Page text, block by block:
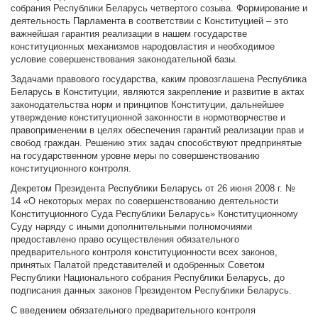
собрания Республики Беларусь четвертого созыва. Формирование и
деятельность Парламента в соответствии с Конституцией – это
важнейшая гарантия реализации в нашем государстве
конституционных механизмов народовластия и необходимое
условие совершенствования законодательной базы.
Задачами правового государства, каким провозглашена Республика
Беларусь в Конституции, являются закрепление и развитие в актах
законодательства норм и принципов Конституции, дальнейшее
утверждение конституционной законности в нормотворчестве и
правоприменении в целях обеспечения гарантий реализации прав и
свобод граждан. Решению этих задач способствуют предпринятые
на государственном уровне меры по совершенствованию
конституционного контроля.
Декретом Президента Республики Беларусь от 26 июня 2008 г. №
14 «О некоторых мерах по совершенствованию деятельности
Конституционного Суда Республики Беларусь» Конституционному
Суду наряду с иными дополнительными полномочиями
предоставлено право осуществления обязательного
предварительного контроля конституционности всех законов,
принятых Палатой представителей и одобренных Советом
Республики Национального собрания Республики Беларусь, до
подписания данных законов Президентом Республики Беларусь.
С введением обязательного предварительного контроля